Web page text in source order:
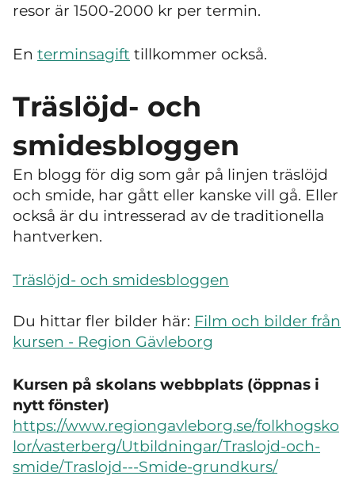
resor är 1500-2000 kr per termin.
En terminsagift tillkommer också.
Träslöjd- och
smidesbloggen
En blogg för dig som går på linjen träslöjd
och smide, har gått eller kanske vill gå. Eller
också är du intresserad av de traditionella
hantverken.
Träslöjd- och smidesbloggen
Du hittar fler bilder här: Film och bilder från
kursen - Region Gävleborg
Kursen på skolans webbplats (öppnas i
nytt fönster)
https://www.regiongavleborg.se/folkhogsko
lor/vasterberg/Utbildningar/Traslojd-och-
smide/Traslojd---Smide-grundkurs/